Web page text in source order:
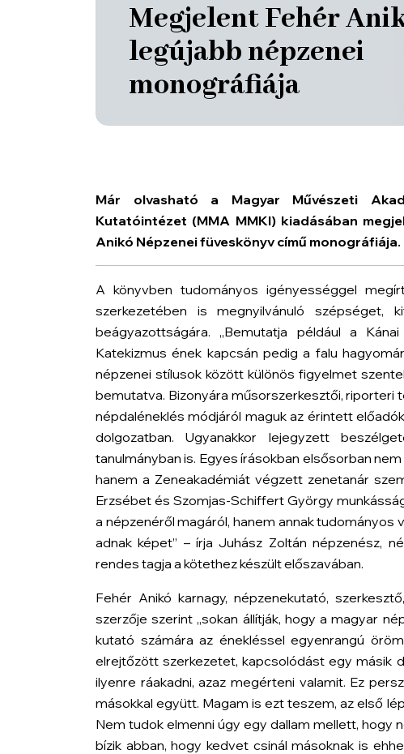
Megjelent Fehér
legújabb népzenei
monográfiája
Már olvasható a Magyar Művészeti
Kutatóintézet (MMA MMKI) kiadásában
Anikó Népzenei füveskönyv című monográfiája.
A könyvben tudományos igényességgel
szerkezetében is megnyilvánuló szépséget,
beágyazottságára. „Bemutatja például a
Katekizmus ének kapcsán pedig a falu
népzenei stílusok között különös figyelmet
bemutatva. Bizonyára műsorszerkesztői, riporteri
népdaléneklés módjáról maguk az érintett
dolgozatban. Ugyanakkor lejegyzett
tanulmányban is. Egyes írásokban elsősorban
hanem a Zeneakadémiát végzett zenetanár
Erzsébet és Szomjas-Schiffert György
a népzenéről magáról, hanem annak tudományos
adnak képet” – írja Juhász Zoltán népzenész,
rendes tagja a kötethez készült előszavában.
Fehér Anikó karnagy, népzenekutató,
szerzője szerint „sokan állítják, hogy a magyar
kutató számára az énekléssel egyenrangú
elrejtőzött szerkezetet, kapcsolódást egy másik
ilyenre ráakadni, azaz megérteni valamit. Ez
másokkal együtt. Magam is ezt teszem, az első
Nem tudok elmenni úgy egy dallam mellett, hogy
bízik abban, hogy kedvet csinál másoknak is